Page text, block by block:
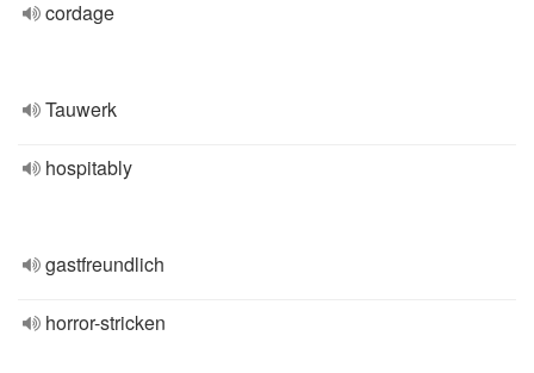
cordage
Tauwerk
hospitably
gastfreundlich
horror-stricken